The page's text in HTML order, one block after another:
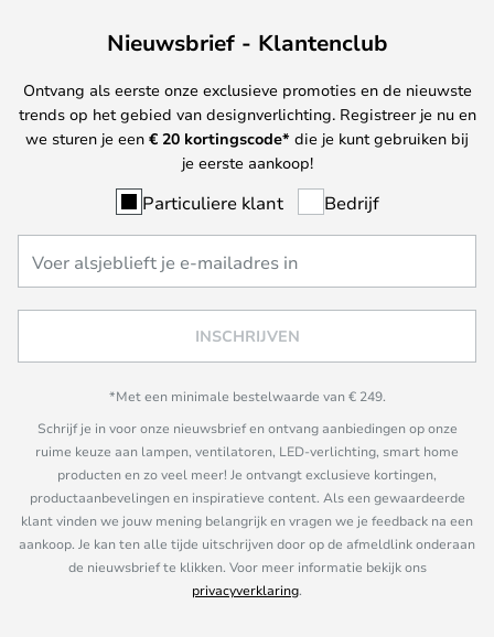
Nieuwsbrief - Klantenclub
Ontvang als eerste onze exclusieve promoties en de nieuwste
trends op het gebied van designverlichting. Registreer je nu en
we sturen je een € 20 kortingscode* die je kunt gebruiken bij
je eerste aankoop!
Particuliere klant Bedrijf
INSCHRIJVEN
*Met een minimale bestelwaarde van € 249.
Schrijf je in voor onze nieuwsbrief en ontvang aanbiedingen op onze
ruime keuze aan lampen, ventilatoren, LED-verlichting, smart home
producten en zo veel meer! Je ontvangt exclusieve kortingen,
productaanbevelingen en inspiratieve content. Als een gewaardeerde
klant vinden we jouw mening belangrijk en vragen we je feedback na een
aankoop. Je kan ten alle tijde uitschrijven door op de afmeldlink onderaan
de nieuwsbrief te klikken. Voor meer informatie bekijk ons
privacyverklaring.